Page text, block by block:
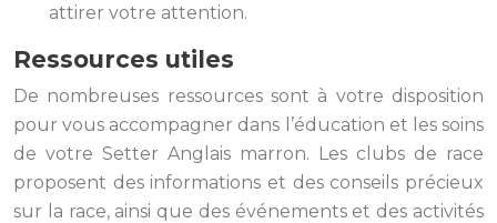
attirer votre attention.
Ressources utiles
De nombreuses ressources sont à votre disposition
pour vous accompagner dans l’éducation et les soins
de votre Setter Anglais marron. Les clubs de race
proposent des informations et des conseils précieux
sur la race, ainsi que des événements et des activités